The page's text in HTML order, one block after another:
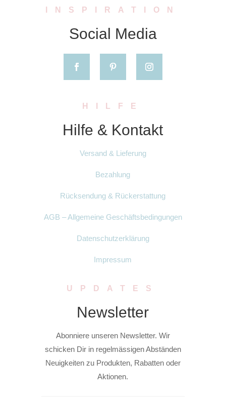
INSPIRATION
Social Media
HILFE
Hilfe & Kontakt
Versand & Lieferung
Bezahlung
Rücksendung & Rückerstattung
AGB – Allgemeine Geschäftsbedingungen
Datenschutzerklärung
Impressum
UPDATES
Newsletter
Abonniere unseren Newsletter. Wir
schicken Dir in regelmässigen Abständen
Neuigkeiten zu Produkten, Rabatten oder
Aktionen.